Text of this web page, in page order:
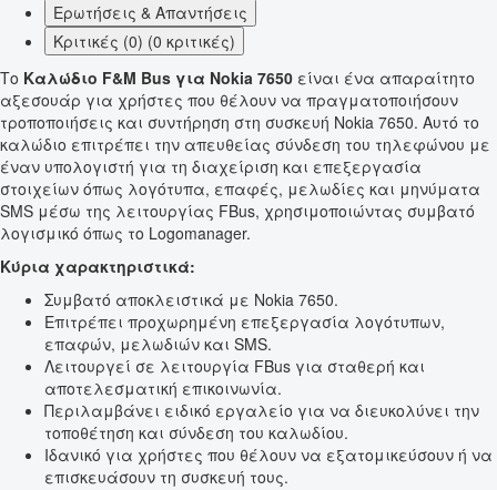
Ερωτήσεις & Απαντήσεις
Κριτικές (0) (0 κριτικές)
Το Καλώδιο F&M Bus για Nokia 7650 είναι ένα απαραίτητο
αξεσουάρ για χρήστες που θέλουν να πραγματοποιήσουν
τροποποιήσεις και συντήρηση στη συσκευή Nokia 7650. Αυτό το
καλώδιο επιτρέπει την απευθείας σύνδεση του τηλεφώνου με
έναν υπολογιστή για τη διαχείριση και επεξεργασία
στοιχείων όπως λογότυπα, επαφές, μελωδίες και μηνύματα
SMS μέσω της λειτουργίας FBus, χρησιμοποιώντας συμβατό
λογισμικό όπως το Logomanager.
Κύρια χαρακτηριστικά:
Συμβατό αποκλειστικά με Nokia 7650.
Επιτρέπει προχωρημένη επεξεργασία λογότυπων,
επαφών, μελωδιών και SMS.
Λειτουργεί σε λειτουργία FBus για σταθερή και
αποτελεσματική επικοινωνία.
Περιλαμβάνει ειδικό εργαλείο για να διευκολύνει την
τοποθέτηση και σύνδεση του καλωδίου.
Ιδανικό για χρήστες που θέλουν να εξατομικεύσουν ή να
επισκευάσουν τη συσκευή τους.